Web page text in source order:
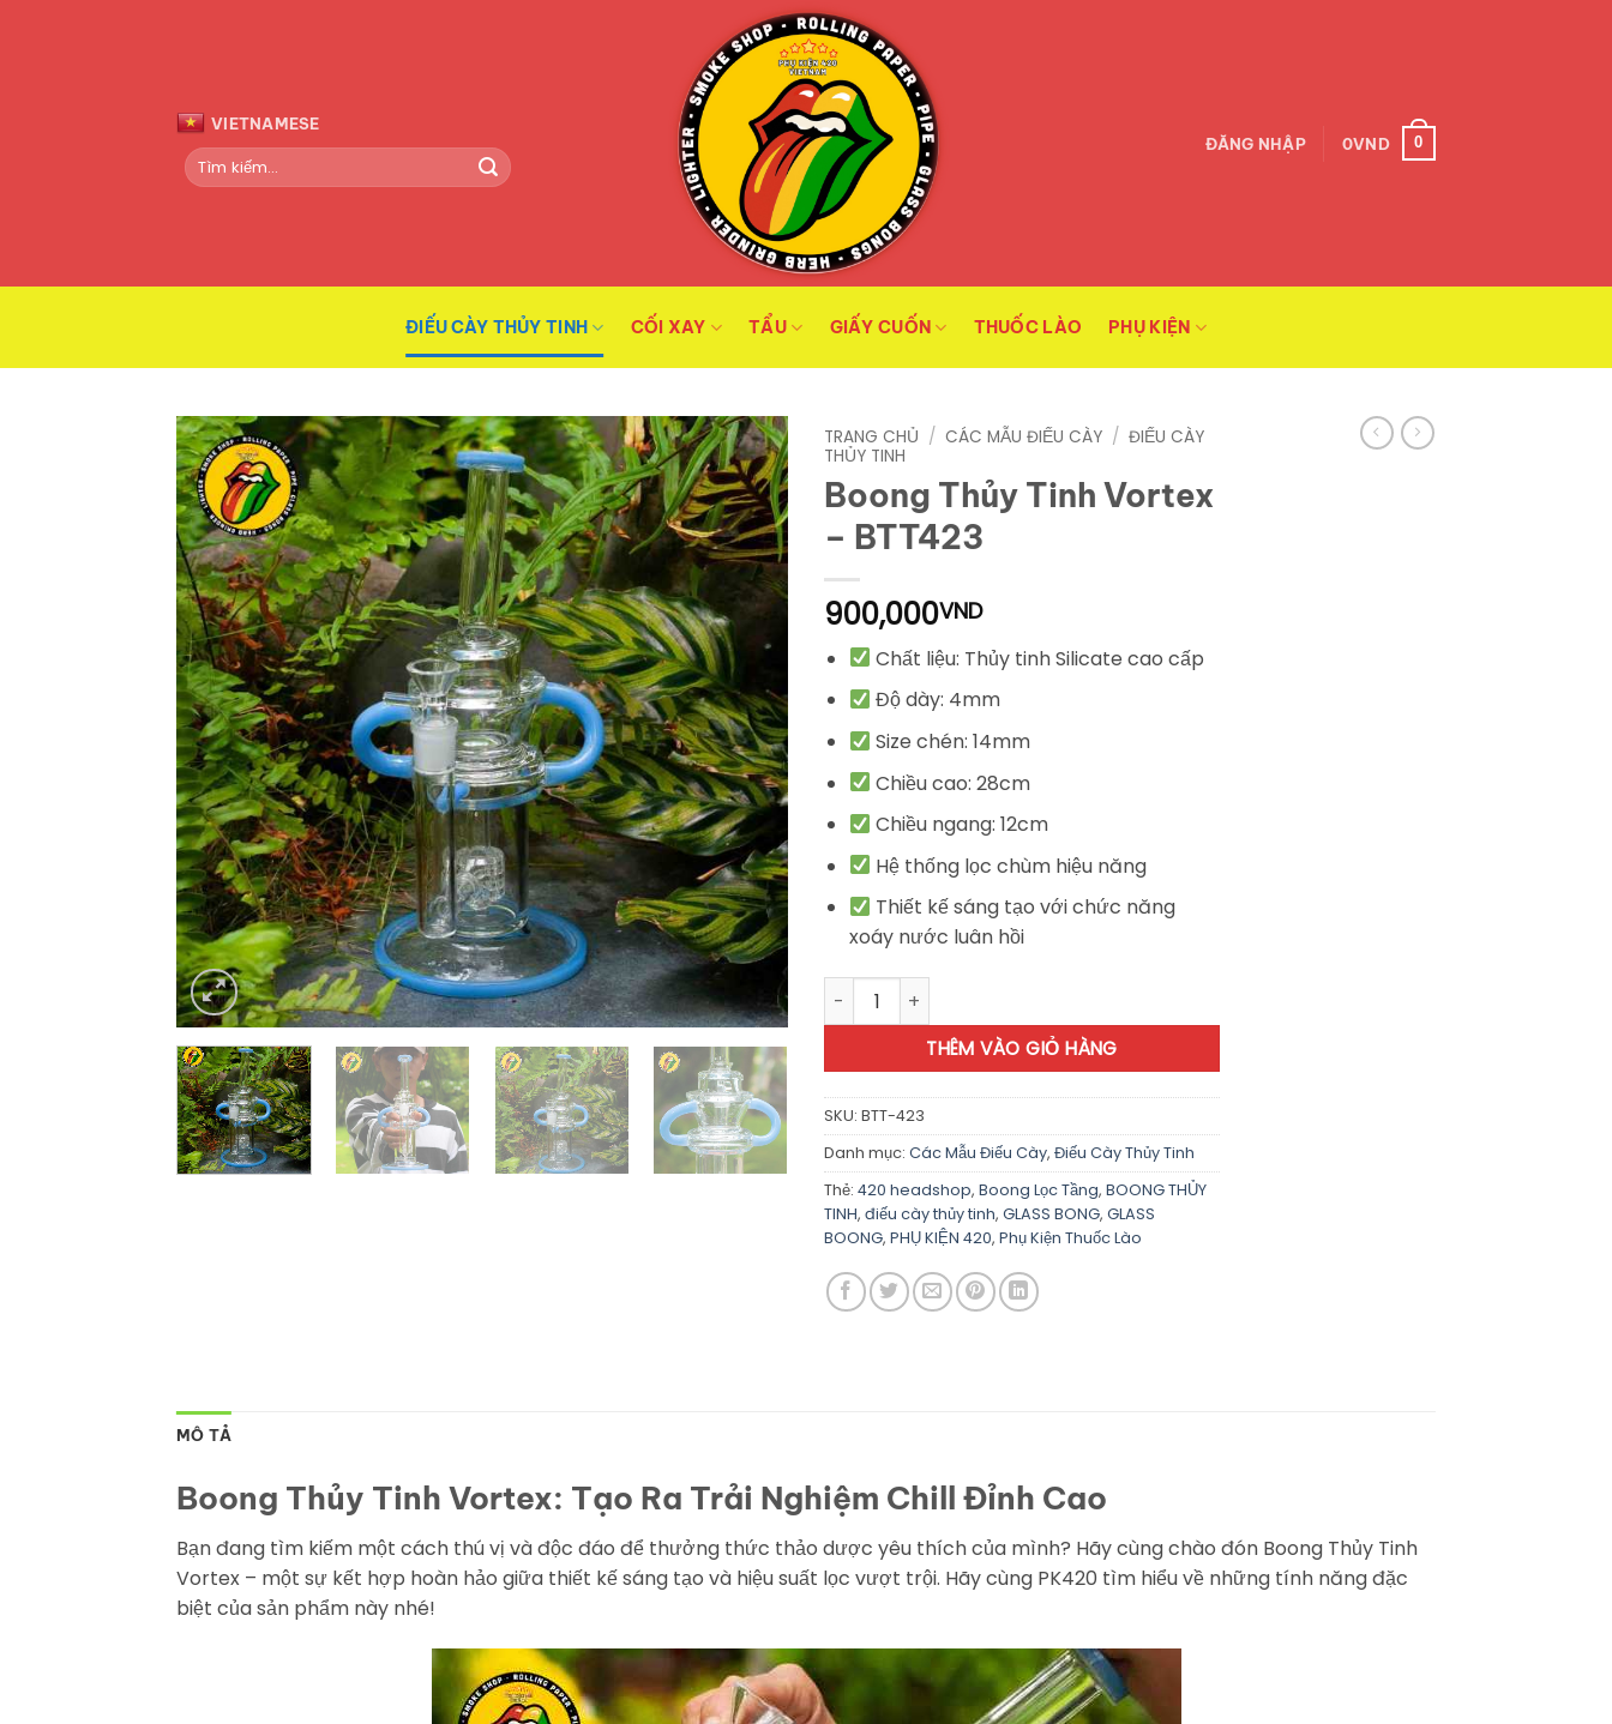
VIETNAMESE
Tìm
kiếm:
ĐĂNG NHẬP 0VND 0
ĐIẾU CÀY THỦY TINH CỐI XAY TẨU GIẤY CUỐN THUỐC LÀO PHỤ KIỆN
TRANG CHỦ / CÁC MẪU ĐIẾU CÀY / ĐIẾU CÀY
THỦY TINH
Boong Thủy Tinh Vortex
– BTT423
900,000VND
Chất liệu: Thủy tinh Silicate cao cấp
Độ dày: 4mm
Size chén: 14mm
Chiều cao: 28cm
Chiều ngang: 12cm
Hệ thống lọc chùm hiệu năng
Thiết kế sáng tạo với chức năng
xoáy nước luân hồi
Boong Thủy Tinh Vortex - BTT423 số lượng
THÊM VÀO GIỎ HÀNG
SKU: BTT-423
Danh mục: Các Mẫu Điếu Cày, Điếu Cày Thủy Tinh
Thẻ: 420 headshop, Boong Lọc Tầng, BOONG THỦY
TINH, điếu cày thủy tinh, GLASS BONG, GLASS
BOONG, PHỤ KIỆN 420, Phụ Kiện Thuốc Lào
MÔ TẢ
Boong Thủy Tinh Vortex: Tạo Ra Trải Nghiệm Chill Đỉnh Cao
Bạn đang tìm kiếm một cách thú vị và độc đáo để thưởng thức thảo dược yêu thích của mình? Hãy cùng chào đón Boong Thủy Tinh
Vortex – một sự kết hợp hoàn hảo giữa thiết kế sáng tạo và hiệu suất lọc vượt trội. Hãy cùng PK420 tìm hiểu về những tính năng đặc
biệt của sản phẩm này nhé!